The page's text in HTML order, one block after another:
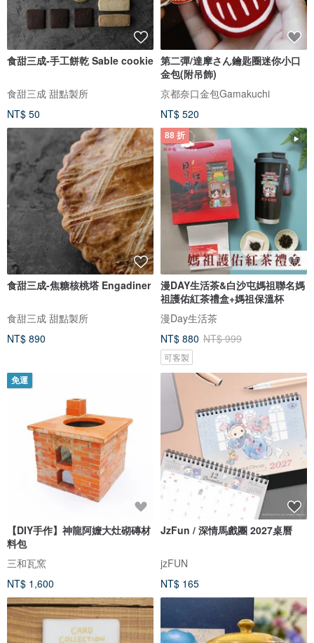
食甜三成-手工餅乾 Sable cookie
食甜三成 甜點製所
NT$ 50
第二彈/達摩さん鑰匙圈迷你小口
金包(附吊飾)
京都奈口金包Gamakuchi
NT$ 520
食甜三成-焦糖核桃塔 Engadiner
食甜三成 甜點製所
NT$ 890
88 折
漫DAY生活茶&白沙屯媽祖聯名媽
祖護佑紅茶禮盒+媽祖保溫杯
漫Day生活茶
NT$ 880 NT$ 999
可客製
免運
【DIY手作】神龍阿嬤大灶砌磚材
料包
三和瓦窯
NT$ 1,600
JzFun / 深情馬戲團 2027桌曆
jzFUN
NT$ 165